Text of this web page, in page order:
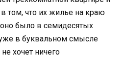
том, что их жилье на краю
оно было в семидесятых
уже в буквальном смысле
хочет ничего